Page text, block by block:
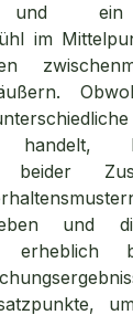
und
im
beider
und
erheblich